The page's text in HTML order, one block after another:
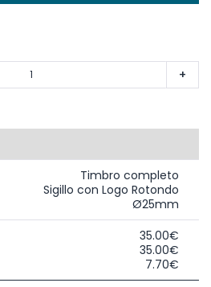
+
Timbro completo
Sigillo con Logo Rotondo
Ø25mm
35.00€
35.00€
7.70€